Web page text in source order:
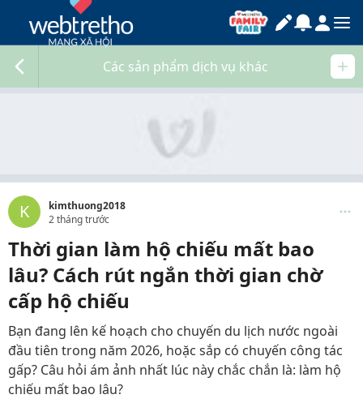
Các sản phẩm dịch vụ khác
K
kimthuong2018
2 tháng trước
Thời gian làm hộ chiếu mất bao
lâu? Cách rút ngắn thời gian chờ
cấp hộ chiếu
Bạn đang lên kế hoạch cho chuyến du lịch nước ngoài
đầu tiên trong năm 2026, hoặc sắp có chuyến công tác
gấp? Câu hỏi ám ảnh nhất lúc này chắc chắn là: làm hộ
chiếu mất bao lâu?